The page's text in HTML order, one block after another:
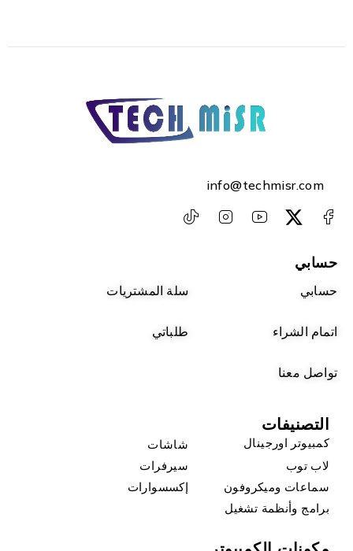
info@techmisr.com
حسابي
حسابي سلة المشتريات
اتمام الشراء طلباتي
تواصل معنا
التصنيفات
كمبيوتر اورجينال
شاشات
لاب توب
سيرفرات
سماعات وميكروفون
إكسسوارات
برامج وأنظمة تشغيل